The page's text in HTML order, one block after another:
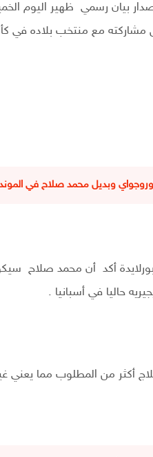
بيان رسمي ظهير اليوم
مع منتخب بلاده في كأس
وبديل محمد صلاح في
أبورلايدة أكد أن محمد صلاح
حاليا في أسبانيا .
أكثر من المطلوب مما يعني